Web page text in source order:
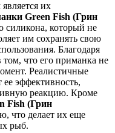
их
Green Fish (Грин
силикона, который не
им сохранять свою
Благодаря
что его приманка не
Реалистичные
эффективность,
реакцию. Кроме
Fish (Грин
что делает их еще
рыб.